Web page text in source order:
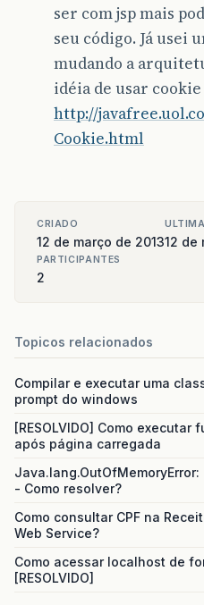
ser com jsp mais
seu código. Já usei
mudando a
idéia de usar cookie
http://
Cookie.html
CRIADO
12 de março de 201312 de
PARTICIPANTES
2
Topicos relacionados
Compilar e executar uma
prompt do windows
[RESOLVIDO] Como executar
após página carregada
- Como resolver?
Como consultar CPF na
Web Service?
Como acessar localhost de
[RESOLVIDO]